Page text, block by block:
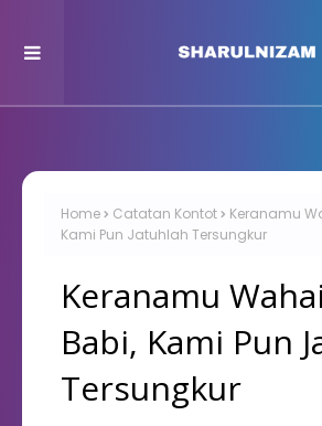
Home Catatan Kontot
Keranamu
Kami Pun Jatuhlah Tersungkur
Keranamu
Babi, Kami Pun
Tersungkur